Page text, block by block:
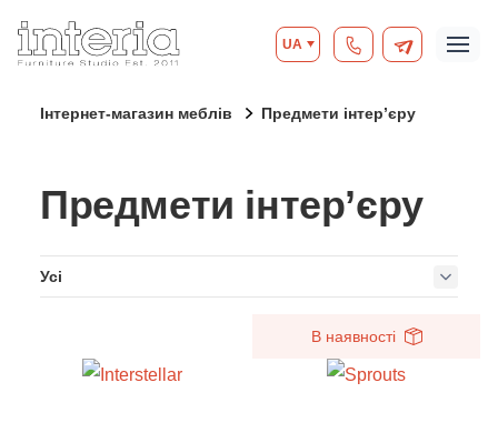
UA
Інтернет-магазин меблів Предмети інтер’єру
Предмети інтер’єру
Усі
В наявності